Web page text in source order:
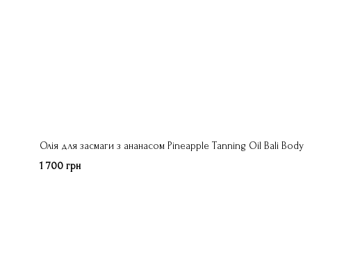
Олія для засмаги з ананасом Pineapple Tanning Oil Bali Body
1 700 грн